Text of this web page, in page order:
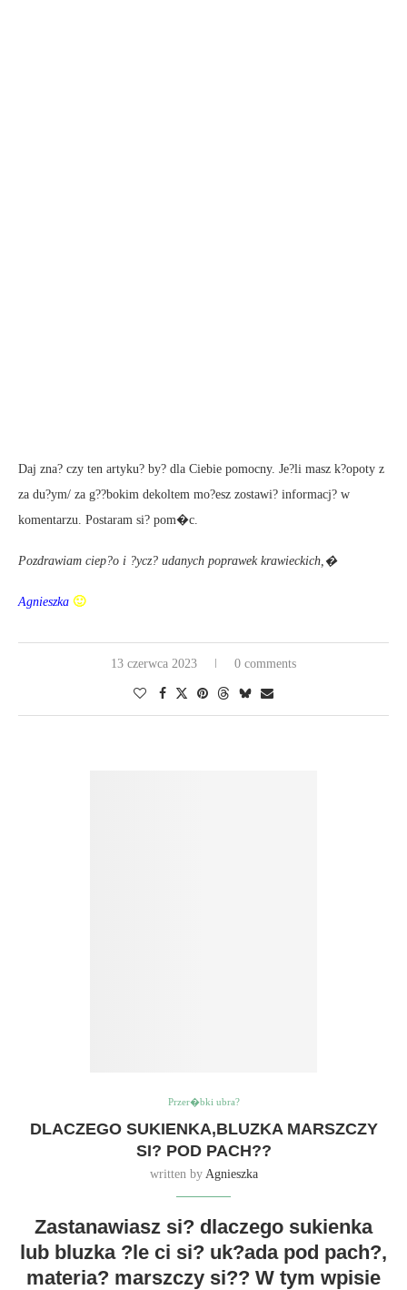
Daj zna? czy ten artyku? by? dla Ciebie pomocny. Je?li masz k?opoty z
za du?ym/ za g??bokim dekoltem mo?esz zostawi? informacj? w
komentarzu. Postaram si? pom�c.
Pozdrawiam ciep?o i ?ycz? udanych poprawek krawieckich,�
Agnieszka 🙂
13 czerwca 2023 0 comments
Przer�bki ubra?
DLACZEGO SUKIENKA,BLUZKA MARSZCZY
SI? POD PACH??
written by Agnieszka
Zastanawiasz si? dlaczego sukienka
lub bluzka ?le ci si? uk?ada pod pach?,
materia? marszczy si?? W tym wpisie